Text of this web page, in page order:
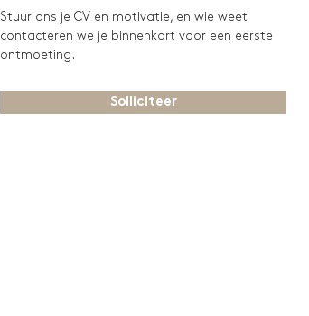
Stuur ons je CV en motivatie, en wie weet
contacteren we je binnenkort voor een eerste
ontmoeting.
Solliciteer